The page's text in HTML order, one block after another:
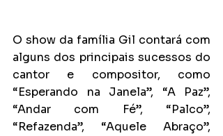
O show da família Gil contará com
alguns dos principais sucessos do
cantor e compositor, como
“Esperando na Janela”, “A Paz”,
“Andar com Fé”, “Palco”,
“Refazenda”, “Aquele Abraço”,